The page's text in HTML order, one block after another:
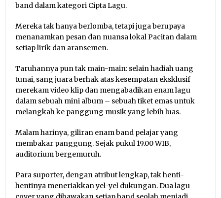
band dalam kategori Cipta Lagu.
Mereka tak hanya berlomba, tetapi juga berupaya
menanamkan pesan dan nuansa lokal Pacitan dalam
setiap lirik dan aransemen.
Taruhannya pun tak main-main: selain hadiah uang
tunai, sang juara berhak atas kesempatan eksklusif
merekam video klip dan mengabadikan enam lagu
dalam sebuah mini album – sebuah tiket emas untuk
melangkah ke panggung musik yang lebih luas.
Malam harinya, giliran enam band pelajar yang
membakar panggung. Sejak pukul 19.00 WIB,
auditorium bergemuruh.
Para suporter, dengan atribut lengkap, tak henti-
hentinya meneriakkan yel-yel dukungan. Dua lagu